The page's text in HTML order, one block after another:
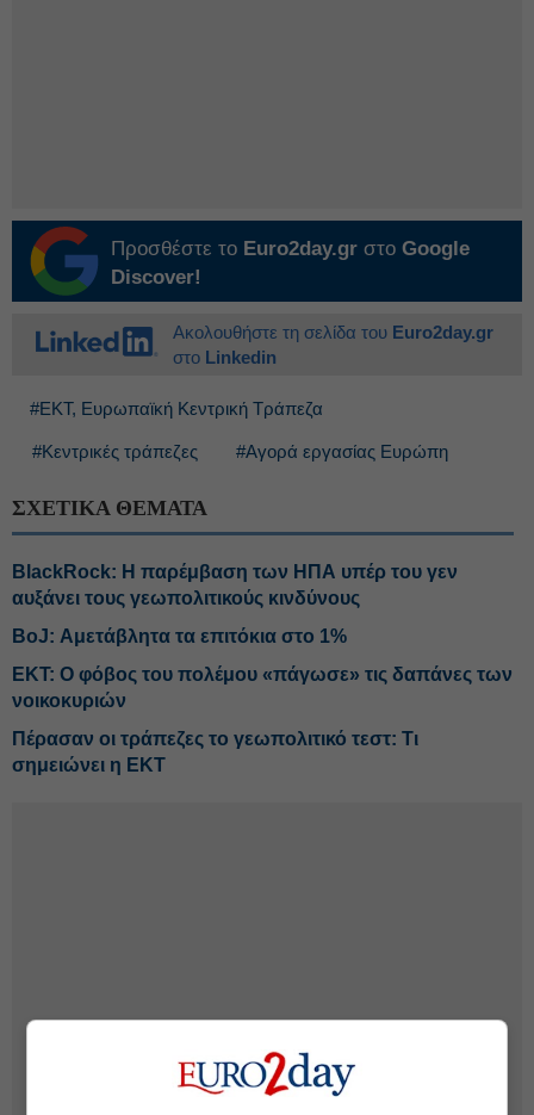
Προσθέστε το Euro2day.gr στο Google
Discover!
Ακολουθήστε τη σελίδα του Euro2day.gr
στο Linkedin
#ΕΚΤ, Ευρωπαϊκή Κεντρική Τράπεζα
#Κεντρικές τράπεζες #Αγορά εργασίας Ευρώπη
ΣΧΕΤΙΚΑ ΘΕΜΑΤΑ
BlackRock: Η παρέμβαση των ΗΠΑ υπέρ του γεν
αυξάνει τους γεωπολιτικούς κινδύνους
BoJ: Αμετάβλητα τα επιτόκια στο 1%
ΕΚΤ: Ο φόβος του πολέμου «πάγωσε» τις δαπάνες των
νοικοκυριών
Πέρασαν οι τράπεζες το γεωπολιτικό τεστ: Τι
σημειώνει η ΕΚΤ